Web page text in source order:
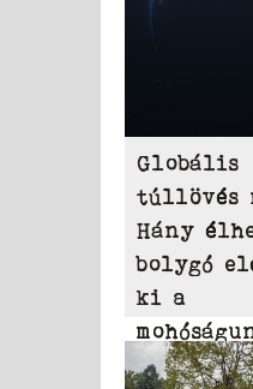
Globális
túllövés
Hány
bolygó
ki a